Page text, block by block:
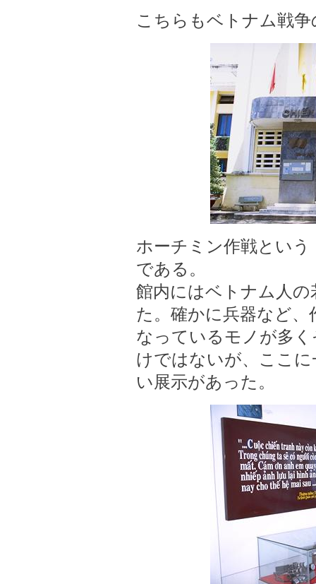
こちらもベトナム戦
ホーチミン作戦とい
である。
館内にはベトナム人
た。確かに兵器など、
なっているモノが多
けではないが、ここ
い展示があった。